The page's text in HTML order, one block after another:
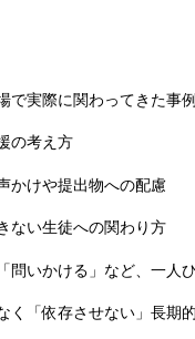
実際に関わってきた事例
の考え方
かけや提出物への配慮
ない生徒への関わり方
問いかける」など、一人
く「依存させない」長期